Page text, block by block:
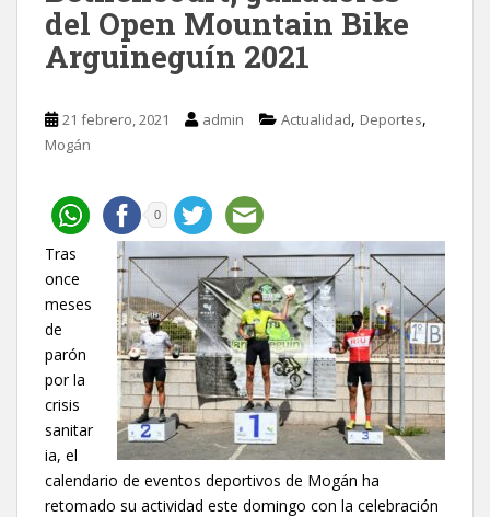
del Open Mountain Bike
Arguineguín 2021
21 febrero, 2021 admin Actualidad, Deportes,
Mogán
0
Tras
once
meses
de
parón
por la
crisis
sanitar
ia, el
calendario de eventos deportivos de Mogán ha
retomado su actividad este domingo con la celebración